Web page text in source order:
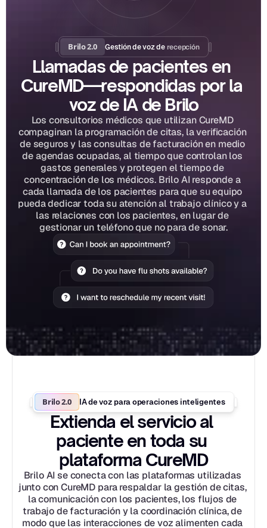
Brilo 2.0 Gestión de voz de recepción
Llamadas de pacientes en
CureMD—respondidas por la
voz de IA de Brilo
Los consultorios médicos que utilizan CureMD
compaginan la programación de citas, la verificación
de seguros y las consultas de facturación en medio
de agendas ocupadas, al tiempo que controlan los
gastos generales y protegen el tiempo de
concentración de los médicos. Brilo AI responde a
cada llamada de los pacientes para que su equipo
pueda dedicar toda su atención al trabajo clínico y a
las relaciones con los pacientes, en lugar de
gestionar un teléfono que no para de sonar.
Brilo 2.0 IA de voz para operaciones inteligentes
Extienda el servicio al
paciente en toda su
plataforma CureMD
Brilo AI se conecta con las plataformas utilizadas
junto con CureMD para respaldar la gestión de citas,
la comunicación con los pacientes, los flujos de
trabajo de facturación y la coordinación clínica, de
modo que las interacciones de voz alimenten cada